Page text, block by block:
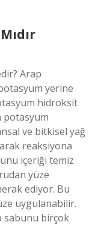
Arap
yerine
hidroksit
potasyum
ve bitkisel yağ
reaksiyona
içeriği temiz
yüze
ediyor. Bu
uygulanabilir.
sabunu birçok